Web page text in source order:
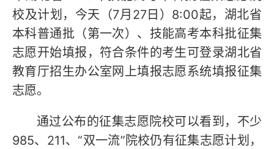
校及计划，今天（7月27日）8:00起，湖北省
本科普通批（第一次）、技能高考本科批征集
志愿开始填报，符合条件的考生可登录湖北省
教育厅招生办公室网上填报志愿系统填报征集
志愿。
通过公布的征集志愿院校可以看到，不少
985、211、“双一流”院校仍有征集志愿计划，